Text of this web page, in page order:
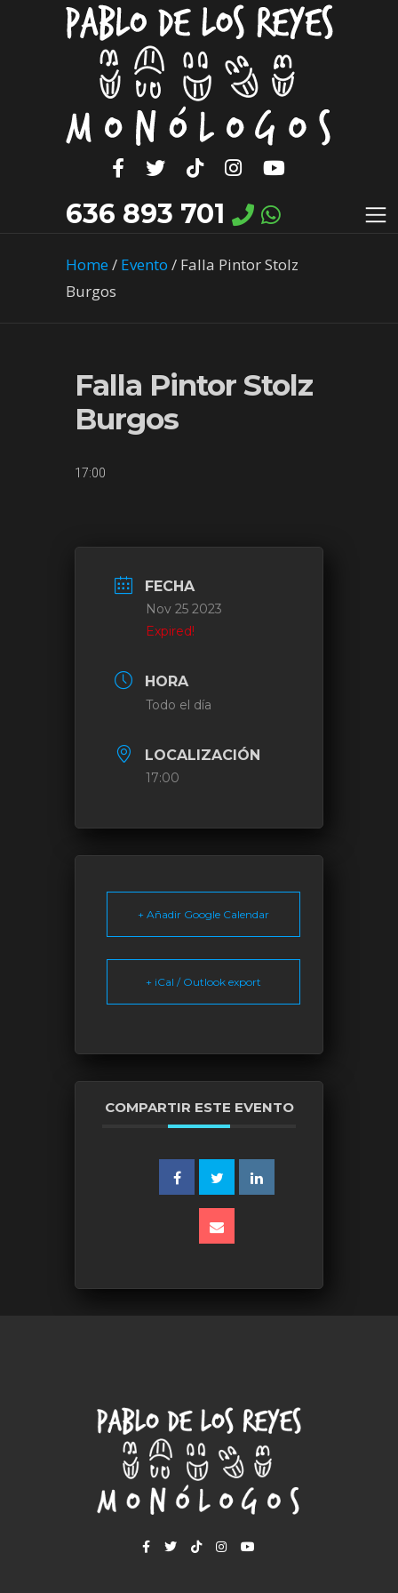
636 893 701
Home/ Evento / Falla Pintor Stolz
Burgos
Falla Pintor Stolz
Burgos
17:00
FECHA
Nov 25 2023
Expired!
HORA
Todo el día
LOCALIZACIÓN
17:00
+ Añadir Google Calendar
+ iCal / Outlook export
COMPARTIR ESTE EVENTO